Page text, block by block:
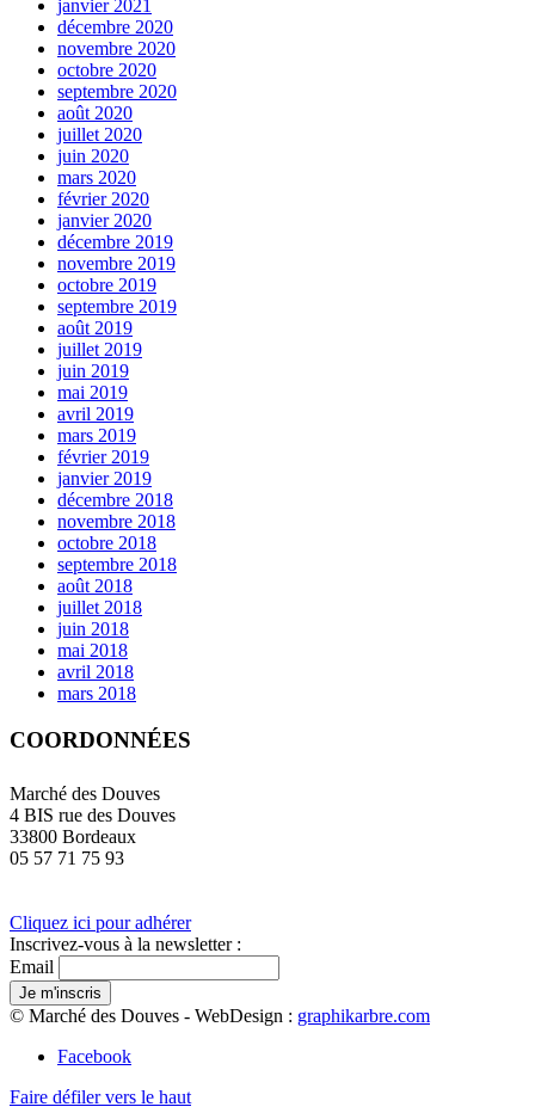
janvier 2021
décembre 2020
novembre 2020
octobre 2020
septembre 2020
août 2020
juillet 2020
juin 2020
mars 2020
février 2020
janvier 2020
décembre 2019
novembre 2019
octobre 2019
septembre 2019
août 2019
juillet 2019
juin 2019
mai 2019
avril 2019
mars 2019
février 2019
janvier 2019
décembre 2018
novembre 2018
octobre 2018
septembre 2018
août 2018
juillet 2018
juin 2018
mai 2018
avril 2018
mars 2018
COORDONNÉES
Marché des Douves
4 BIS rue des Douves
33800 Bordeaux
05 57 71 75 93
Cliquez ici pour adhérer
Inscrivez-vous à la newsletter :
Email
© Marché des Douves - WebDesign : graphikarbre.com
Facebook
Faire défiler vers le haut